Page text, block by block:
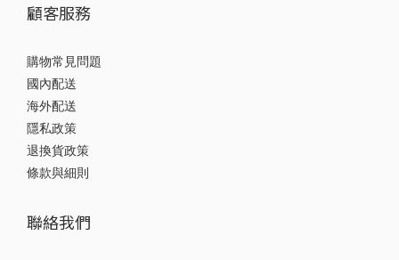
顧客服務
購物常見問題
國內配送
海外配送
隱私政策
退換貨政策
條款與細則
聯絡我們